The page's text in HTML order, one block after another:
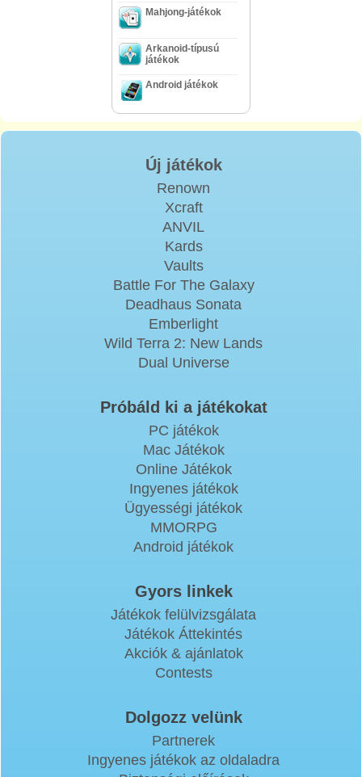
Mahjong-játékok
Arkanoid-típusú
játékok
Android játékok
Új játékok
Renown
Xcraft
ANVIL
Kards
Vaults
Battle For The Galaxy
Deadhaus Sonata
Emberlight
Wild Terra 2: New Lands
Dual Universe
Próbáld ki a játékokat
PC játékok
Mac Játékok
Online Játékok
Ingyenes játékok
Ügyességi játékok
MMORPG
Android játékok
Gyors linkek
Játékok felülvizsgálata
Játékok Áttekintés
Akciók & ajánlatok
Contests
Dolgozz velünk
Partnerek
Ingyenes játékok az oldaladra